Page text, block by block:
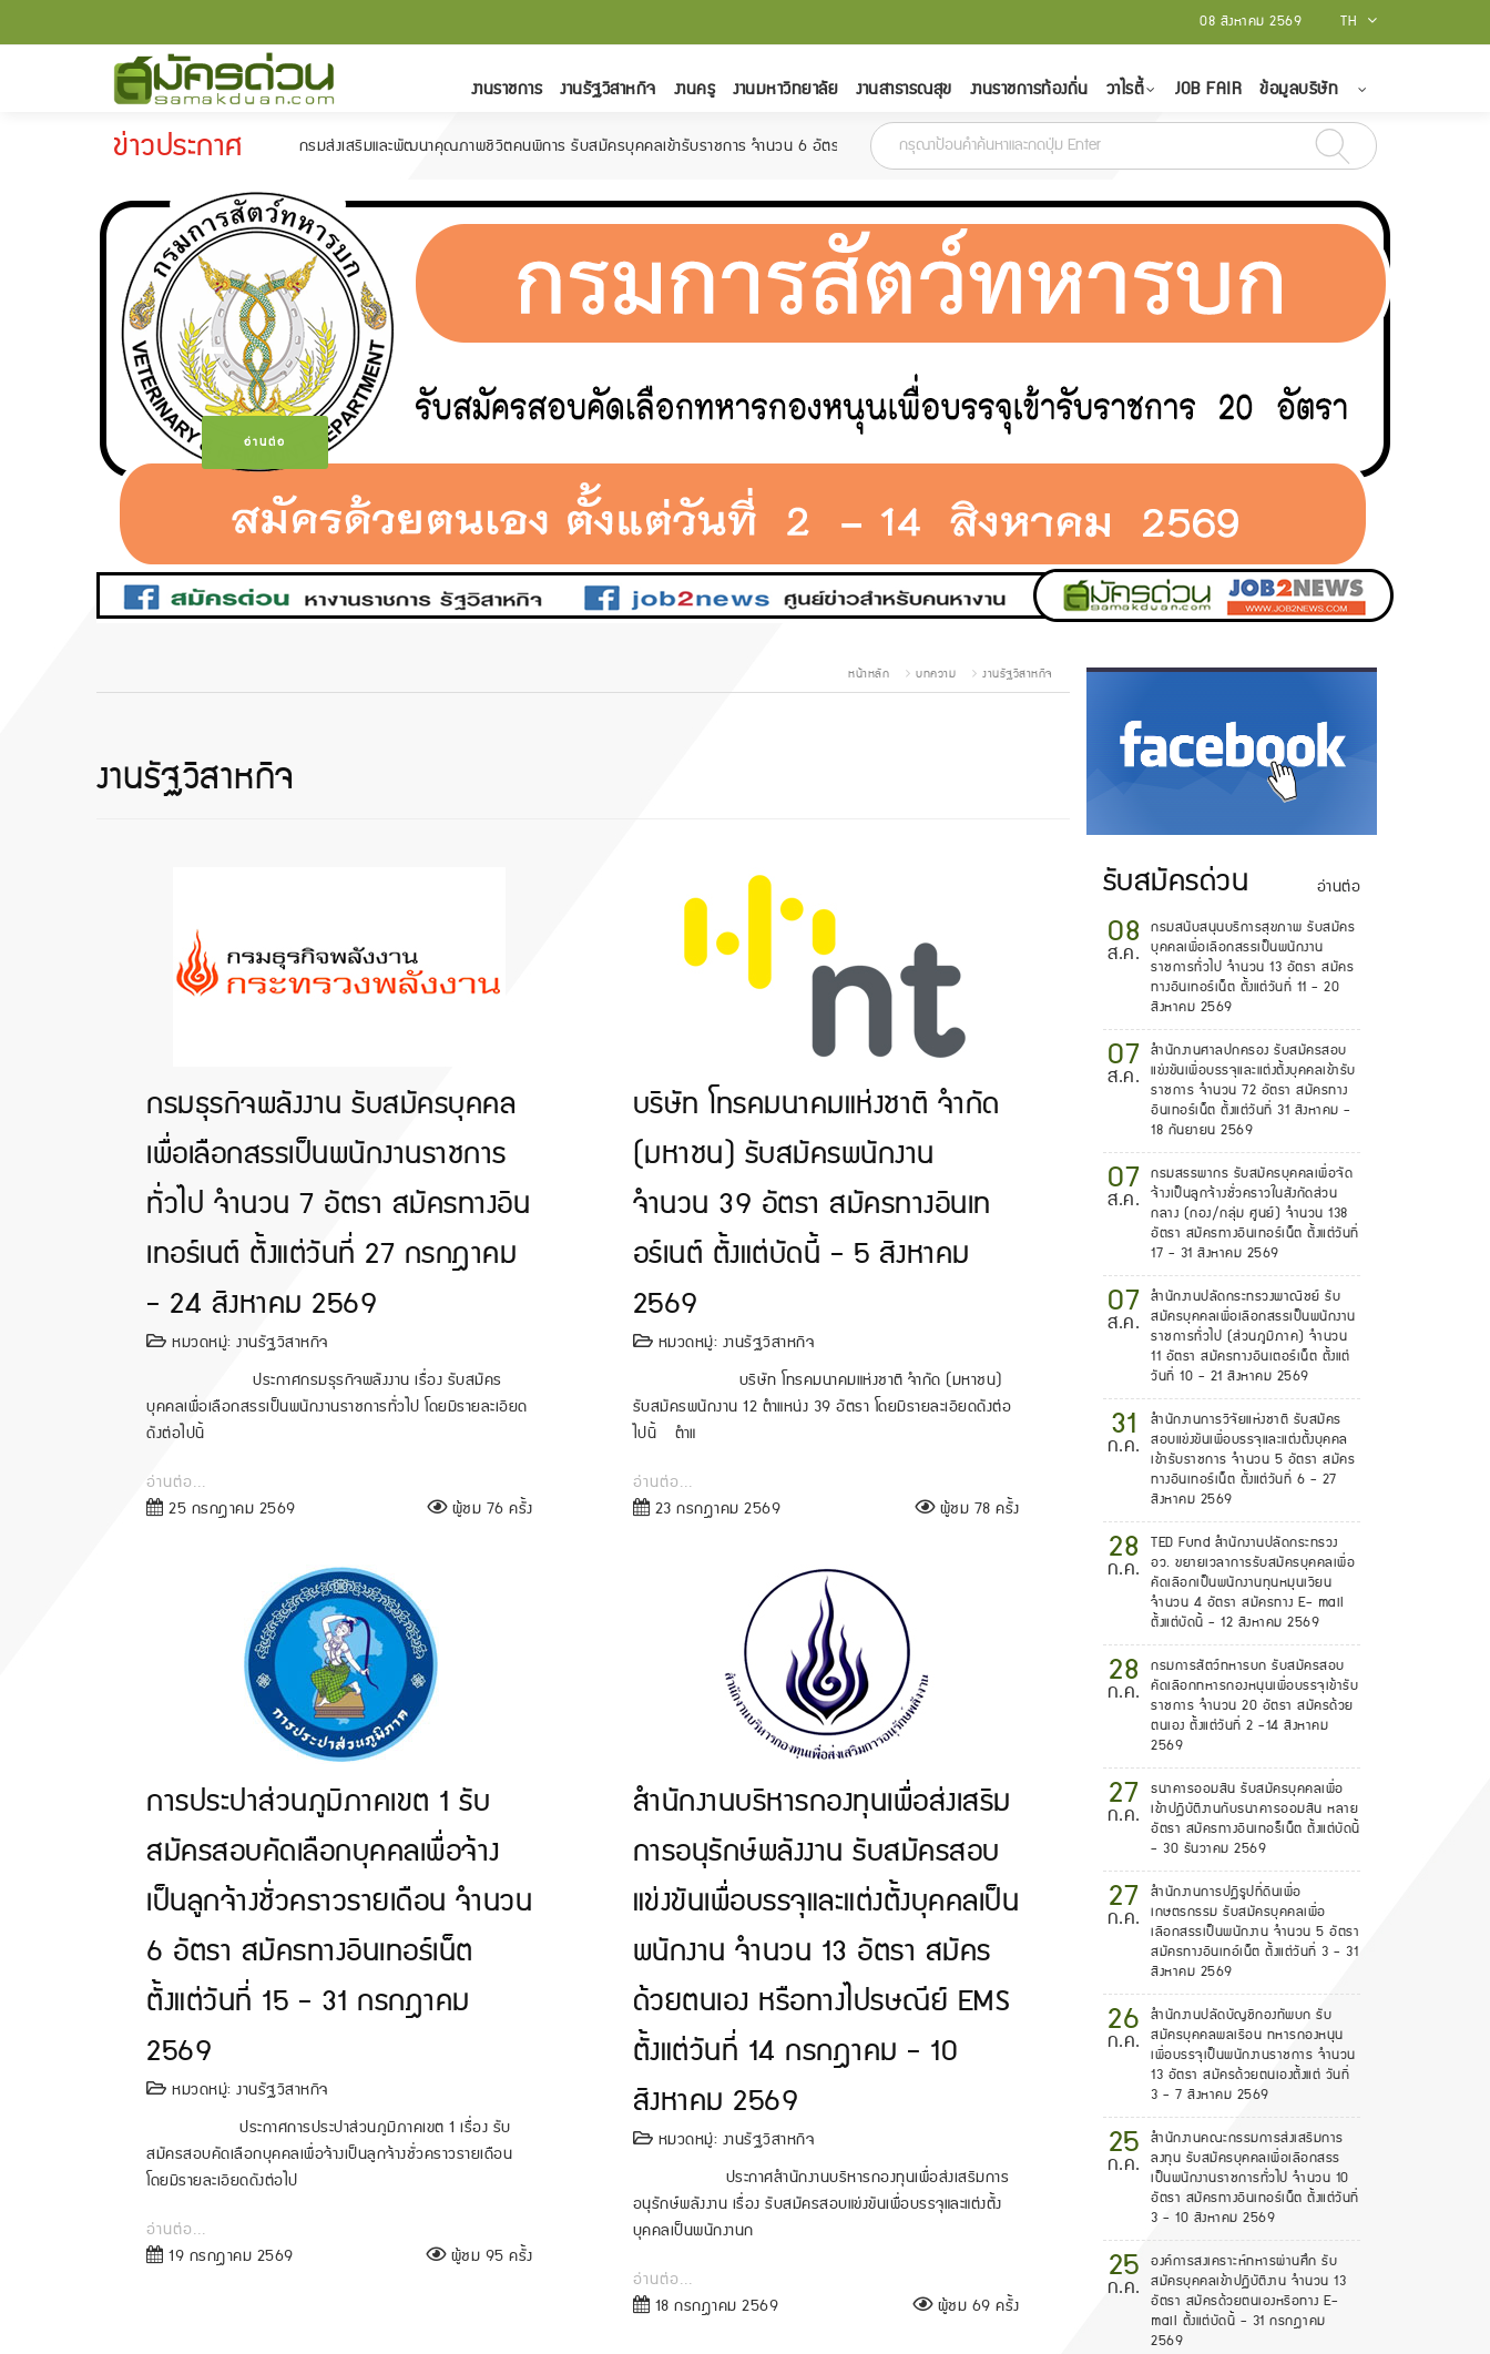
TH
08 สิงหาคม 2569
งานราชการ งานรัฐวิสาหกิจ งานครู งานมหาวิทยาลัย งานสาธารณสุข งานราชการท้องถิ่น วาไรตี้ JOB FAIR ข้อมูลบริษัท
ข่าวประกาศกรมส่งเสริมและพัฒนาคุณภาพชีวิตคนพิการ รับสมัครบุคคลเข้ารับราชการ จำนวน 6 อัตรา สมัครตั้งแต่วันที่ 18 กุมภาพันธ์ - 15 มีนาคม 2565 สถาบันบัณฑิตพัฒนศิลป์ รับสมัครบุคคลเป็นพนักงานราชกา
-
อ่านต่อ
หน้าหลัก บทความ งานรัฐวิสาหกิจ
งานรัฐวิสาหกิจ
กรมธุรกิจพลังงาน รับสมัครบุคคล
เพื่อเลือกสรรเป็นพนักงานราชการ
ทั่วไป จำนวน 7 อัตรา สมัครทางอิน
เทอร์เนต์ ตั้งแต่วันที่ 27 กรกฎาคม
- 24 สิงหาคม 2569
หมวดหมู่: งานรัฐวิสาหกิจ
ประกาศกรมธุรกิจพลังงาน เรื่อง รับสมัคร
บุคคลเพื่อเลือกสรรเป็นพนักงานราชการทั่วไป โดยมีรายละเอียด
ดังต่อไปนี้
อ่านต่อ...
25 กรกฎาคม 2569
ผู้ชม 76 ครั้ง
บริษัท โทรคมนาคมแห่งชาติ จำกัด
(มหาชน) รับสมัครพนักงาน
จำนวน 39 อัตรา สมัครทางอินเท
อร์เนต์ ตั้งแต่บัดนี้ - 5 สิงหาคม
2569
หมวดหมู่: งานรัฐวิสาหกิจ
บริษัท โทรคมนาคมแห่งชาติ จำกัด (มหาชน)
รับสมัครพนักงาน 12 ตำแหน่ง 39 อัตรา โดยมีรายละเอียดดังต่อ
ไปนี้ ตำแ
อ่านต่อ...
23 กรกฎาคม 2569
ผู้ชม 78 ครั้ง
การประปาส่วนภูมิภาคเขต 1 รับ
สมัครสอบคัดเลือกบุคคลเพื่อจ้าง
เป็นลูกจ้างชั่วคราวรายเดือน จำนวน
6 อัตรา สมัครทางอินเทอร์เน็ต
ตั้งแต่วันที่ 15 - 31 กรกฎาคม
2569
หมวดหมู่: งานรัฐวิสาหกิจ
ประกาศการประปาส่วนภูมิภาคเขต 1 เรื่อง รับ
สมัครสอบคัดเลือกบุคคลเพื่อจ้างเป็นลูกจ้างชั่วคราวรายเดือน
โดยมีรายละเอียดดังต่อไป
อ่านต่อ...
19 กรกฎาคม 2569
ผู้ชม 95 ครั้ง
สํานักงานบริหารกองทุนเพื่อส่งเสริม
การอนุรักษ์พลังงาน รับสมัครสอบ
แข่งขันเพื่อบรรจุและแต่งตั้งบุคคลเป็น
พนักงาน จำนวน 13 อัตรา สมัคร
ด้วยตนเอง หรือทางไปรษณีย์ EMS
ตั้งแต่วันที่ 14 กรกฎาคม - 10
สิงหาคม 2569
หมวดหมู่: งานรัฐวิสาหกิจ
ประกาศสํานักงานบริหารกองทุนเพื่อส่งเสริมการ
อนุรักษ์พลังงาน เรื่อง รับสมัครสอบแข่งขันเพื่อบรรจุและแต่งตั้ง
บุคคลเป็นพนักงานก
อ่านต่อ...
18 กรกฎาคม 2569
ผู้ชม 69 ครั้ง
.
รับสมัครด่วน อ่านต่อ
08
ส.ค.
กรมสนับสนุนบริการสุขภาพ รับสมัคร
บุคคลเพื่อเลือกสรรเป็นพนักงาน
ราชการทั่วไป จำนวน 13 อัตรา สมัคร
ทางอินเทอร์เน็ต ตั้งแต่วันที่ 11 - 20
สิงหาคม 2569
07
ส.ค.
สำนักงานศาลปกครอง รับสมัครสอบ
แข่งขันเพื่อบรรจุและแต่งตั้งบุคคลเข้ารับ
ราชการ จำนวน 72 อัตรา สมัครทาง
อินเทอร์เน็ต ตั้งแต่วันที่ 31 สิงหาคม -
18 กันยายน 2569
07
ส.ค.
กรมสรรพากร รับสมัครบุคคลเพื่อจัด
จ้างเป็นลูกจ้างชั่วคราวในสังกัดส่วน
กลาง (กอง/กลุ่ม ศูนย์) จำนวน 138
อัตรา สมัครทางอินเทอร์เน็ต ตั้งแต่วันที่
17 - 31 สิงหาคม 2569
07
ส.ค.
สำนักงานปลัดกระทรวงพาณิชย์ รับ
สมัครบุคคลเพื่อเลือกสรรเป็นพนักงาน
ราชการทั่วไป (ส่วนภูมิภาค) จำนวน
11 อัตรา สมัครทางอินเตอร์เน็ต ตั้งแต่
วันที่ 10 - 21 สิงหาคม 2569
31
ก.ค.
สำนักงานการวิจัยแห่งชาติ รับสมัคร
สอบแข่งขันเพื่อบรรจุและแต่งตั้งบุคคล
เข้ารับราชการ จำนวน 5 อัตรา สมัคร
ทางอินเทอร์เน็ต ตั้งแต่วันที่ 6 - 27
สิงหาคม 2569
28
ก.ค.
TED Fund สำนักงานปลัดกระทรวง
อว. ขยายเวลาการรับสมัครบุคคลเพื่อ
คัดเลือกเป็นพนักงานทุนหมุนเวียน
จำนวน 4 อัตรา สมัครทาง E- mail
ตั้งแต่บัดนี้ - 12 สิงหาคม 2569
28
ก.ค.
กรมการสัตว์ทหารบก รับสมัครสอบ
คัดเลือกทหารกองหนุนเพื่อบรรจุเข้ารับ
ราชการ จำนวน 20 อัตรา สมัครด้วย
ตนเอง ตั้งแต่วันที่ 2 -14 สิงหาคม
2569
27
ก.ค.
ธนาคารออมสิน รับสมัครบุคคลเพื่อ
เข้าปฏิบัติงานกับธนาคารออมสิน หลาย
อัตรา สมัครทางอินเทอร็เน็ต ตั้งแต่บัดนี้
- 30 ธันวาคม 2569
27
ก.ค.
สำนักงานการปฏิรูปที่ดินเพื่อ
เกษตรกรรม รับสมัครบุคคลเพื่อ
เลือกสรรเป็นพนักงาน จำนวน 5 อัตรา
สมัครทางอินเทอ์เน็ต ตั้งแต่วันที่ 3 - 31
สิงหาคม 2569
26
ก.ค.
สำนักงานปลัดบัญชีกองทัพบก รับ
สมัครบุคคลพลเรือน ทหารกองหนุน
เพื่อบรรจุเป็นพนักงานราชการ จำนวน
13 อัตรา สมัครด้วยตนเองตั้งแต่ วันที่
3 - 7 สิงหาคม 2569
25
ก.ค.
สำนักงานคณะกรรมการส่งเสริมการ
ลงทุน รับสมัครบุคคลเพื่อเลือกสรร
เป็นพนักงานราชการทั่วไป จำนวน 10
อัตรา สมัครทางอินเทอร์เน็ต ตั้งแต่วันที่
3 - 10 สิงหาคม 2569
25
ก.ค.
องค์การสงเคราะห์ทหารผ่านศึก รับ
สมัครบุคคลเข้าปฏิบัติงาน จำนวน 13
อัตรา สมัครด้วยตนเองหรือทาง E-
mail ตั้งแต่บัดนี้ - 31 กรกฎาคม
2569